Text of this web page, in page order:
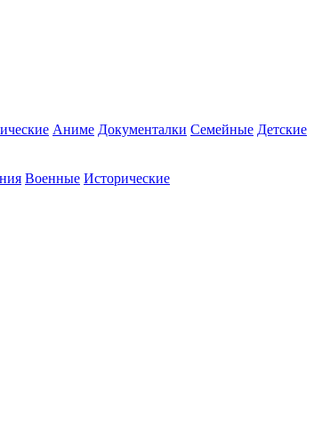
Аниме Документалки Семейные Детские
Военные Исторические